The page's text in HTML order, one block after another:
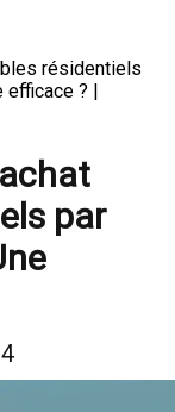
résidentiels
efficace ? |
par